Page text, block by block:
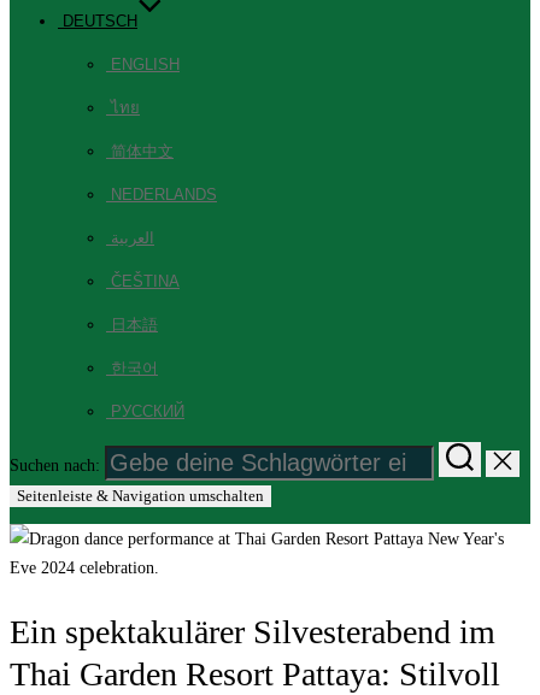
DEUTSCH
ENGLISH
ไทย
简体中文
NEDERLANDS
العربية
ČEŠTINA
日本語
한국어
РУССКИЙ
Suchen nach:
Seitenleiste & Navigation umschalten
Ein spektakulärer Silvesterabend im
Thai Garden Resort Pattaya: Stilvoll